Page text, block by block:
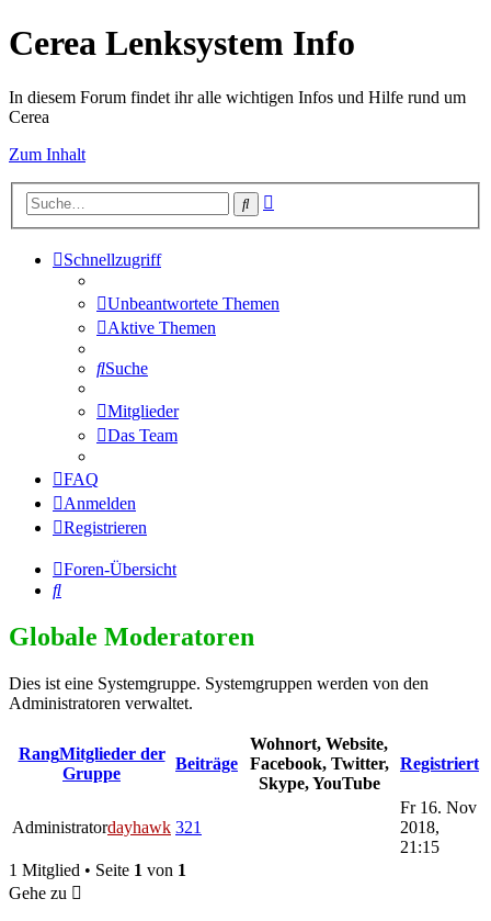
Cerea Lenksystem Info
In diesem Forum findet ihr alle wichtigen Infos und Hilfe rund um
Cerea
Zum Inhalt
Suche
Schnellzugriff
Unbeantwortete Themen
Aktive Themen
Suche
Mitglieder
Das Team
FAQ
Anmelden
Registrieren
Foren-Übersicht
Suche
Globale Moderatoren
Dies ist eine Systemgruppe. Systemgruppen werden von den
Administratoren verwaltet.
RangMitglieder der
Gruppe
Beiträge
Wohnort, Website,
Facebook, Twitter,
Skype, YouTube
Registriert
Administratordayhawk 321
Fr 16. Nov
2018,
21:15
1 Mitglied • Seite 1 von 1
Gehe zu